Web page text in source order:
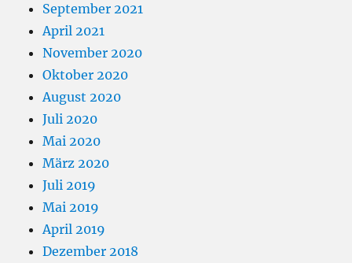
September 2021
April 2021
November 2020
Oktober 2020
August 2020
Juli 2020
Mai 2020
März 2020
Juli 2019
Mai 2019
April 2019
Dezember 2018